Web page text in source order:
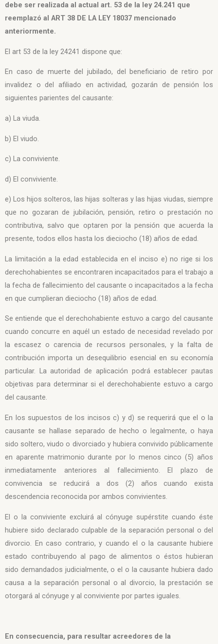
debe ser realizada al actual art. 53 de la ley 24.241 que
reemplazó al ART 38 DE LA LEY 18037 mencionado
anteriormente.
El art 53 de la ley 24241 dispone que:
En caso de muerte del jubilado, del beneficiario de retiro por
invalidez o del afiliado en actividad, gozarán de pensión los
siguientes parientes del causante:
a) La viuda.
b) El viudo.
c) La conviviente.
d) El conviviente.
e) Los hijos solteros, las hijas solteras y las hijas viudas, siempre
que no gozaran de jubilación, pensión, retiro o prestación no
contributiva, salvo que optaren por la pensión que acuerda la
presente, todos ellos hasta los dieciocho (18) años de edad.
La limitación a la edad establecida en el inciso e) no rige si los
derechohabientes se encontraren incapacitados para el trabajo a
la fecha de fallecimiento del causante o incapacitados a la fecha
en que cumplieran dieciocho (18) años de edad.
Se entiende que el derechohabiente estuvo a cargo del causante
cuando concurre en aquél un estado de necesidad revelado por
la escasez o carencia de recursos personales, y la falta de
contribución importa un desequilibrio esencial en su economía
particular. La autoridad de aplicación podrá establecer pautas
objetivas para determinar si el derechohabiente estuvo a cargo
del causante.
En los supuestos de los incisos c) y d) se requerirá que el o la
causante se hallase separado de hecho o legalmente, o haya
sido soltero, viudo o divorciado y hubiera convivido públicamente
en aparente matrimonio durante por lo menos cinco (5) años
inmediatamente anteriores al fallecimiento. El plazo de
convivencia se reducirá a dos (2) años cuando exista
descendencia reconocida por ambos convivientes.
El o la conviviente excluirá al cónyuge supérstite cuando éste
hubiere sido declarado culpable de la separación personal o del
divorcio. En caso contrario, y cuando el o la causante hubiere
estado contribuyendo al pago de alimentos o éstos hubieran
sido demandados judicialmente, o el o la causante hubiera dado
causa a la separación personal o al divorcio, la prestación se
otorgará al cónyuge y al conviviente por partes iguales.
En consecuencia, para resultar acreedores de la